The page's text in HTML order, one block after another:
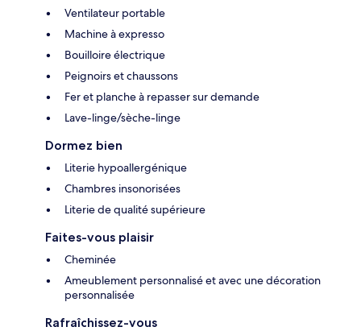
Ventilateur portable
Machine à expresso
Bouilloire électrique
Peignoirs et chaussons
Fer et planche à repasser sur demande
Lave-linge/sèche-linge
Dormez bien
Literie hypoallergénique
Chambres insonorisées
Literie de qualité supérieure
Faites-vous plaisir
Cheminée
Ameublement personnalisé et avec une décoration
personnalisée
Rafraîchissez-vous